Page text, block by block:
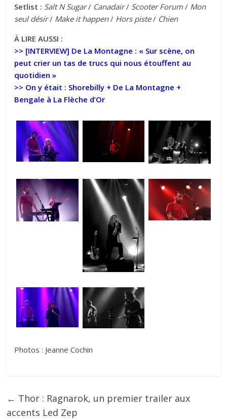
Setlist : Salt N Sugar/ Canadair/ Scooter Forum / Mon
seul désir/ Make it happen/ Hors piste/ Chien
À LIRE AUSSI :
>> [INTERVIEW] De La Montagne : « Sur scène, on
peut crier un tas de trucs qui nous étouffent au
quotidien »
>> On y était : Shorebilly + De La Montagne +
Bengale à La Flèche d’Or
Photos : Jeanne Cochin
← Thor : Ragnarok, un premier trailer aux
accents Led Zep